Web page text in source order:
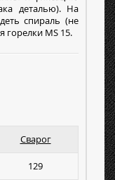
деталью). На
спираль (не
горелки MS 15.
Сварог
129